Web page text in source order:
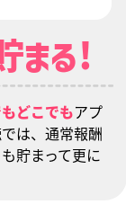
まる!
どこでもアプ
は、通常報酬
も貯まって更に